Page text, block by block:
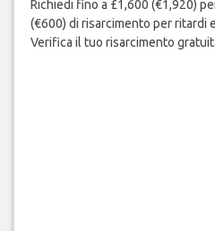
Richiedi fino a £1,600 (€1,920)
(€600) di risarcimento per ritardi
Verifica il tuo risarcimento